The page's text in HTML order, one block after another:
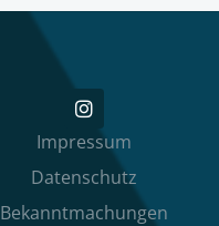
Impressum
Datenschutz
Bekanntmachungen